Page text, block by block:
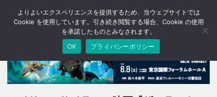
T
o
n
a
v
よりよいエクスペリエンスを提供するため、当ウェブサイトでは
Cookie を使用しています。引き続き閲覧する場合、Cookie の使用
を承諾したものとみなされます。
OK
プライバシーポリシー